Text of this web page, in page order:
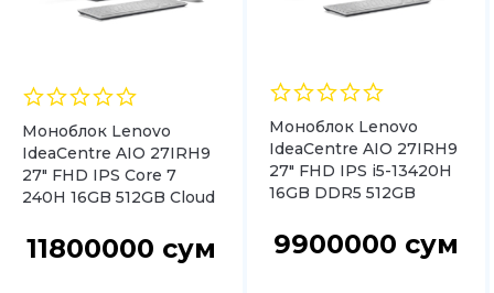
Моноблок Lenovo
IdeaCentre AIO 27IRH9
27″ FHD IPS Core 7
240H 16GB 512GB Cloud
11800000 сум
Моноблок Lenovo
IdeaCentre AIO 27IRH9
27″ FHD IPS i5-13420H
16GB DDR5 512GB
9900000 сум